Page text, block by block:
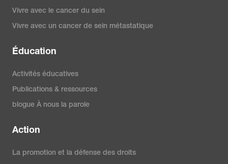
Vivre avec le cancer du sein
Vivre avec un cancer de sein métastatique
Éducation
Activités éducatives
Publications & ressources
blogue À nous la parole
Action
La promotion et la défense des droits